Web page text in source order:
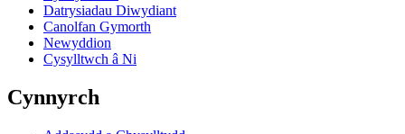
Datrysiadau Diwydiant
Canolfan Gymorth
Newyddion
Cysylltwch â Ni
Cynnyrch